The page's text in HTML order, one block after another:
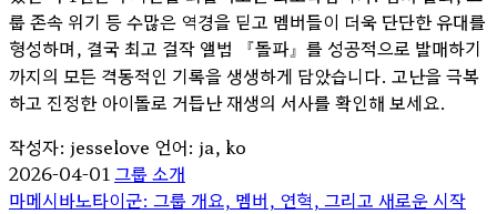
룹 존속 위기 등 수많은 역경을 딛고 멤버들이 더욱 단단한 유대를
형성하며, 결국 최고 걸작 앨범 『돌파』를 성공적으로 발매하기
까지의 모든 격동적인 기록을 생생하게 담았습니다. 고난을 극복
하고 진정한 아이돌로 거듭난 재생의 서사를 확인해 보세요.
작성자: jesselove 언어: ja, ko
2026-04-01 그룹 소개
마메시바노타이군: 그룹 개요, 멤버, 연혁, 그리고 새로운 시작